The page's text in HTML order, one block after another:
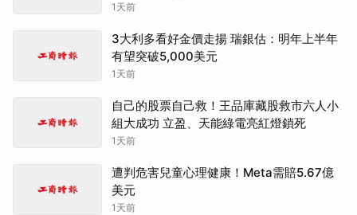
1天前
3大利多看好金價走揚 瑞銀估：明年上半年
有望突破5,000美元
1天前
自己的股票自己救！王品庫藏股救市六人小
組大成功 立盈、天能綠電亮紅燈鎖死
1天前
遭判危害兒童心理健康！Meta需賠5.67億
美元
1天前